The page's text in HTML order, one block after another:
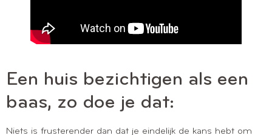
Een huis bezichtigen als een
baas, zo doe je dat:
Niets is frusterender dan dat je eindelijk de kans hebt om